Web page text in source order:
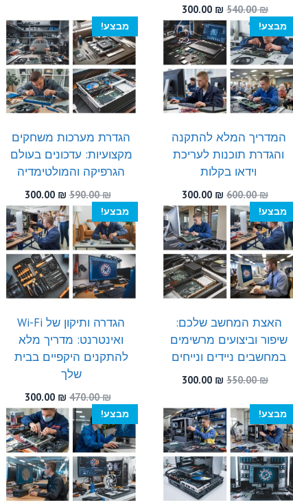
540.00₪
המחיר
המקורי
היה:
540.00 ₪.
300.00 ₪
המחיר
הנוכחי
הוא:
300.00 ₪.
היה:
550.00 ₪.
הוא:
300.00 ₪.
מבצע!
המדריך המלא להתקנה
והגדרת תוכנות לעריכת
וידאו בקלות
600.00₪
המחיר
המקורי
היה:
600.00 ₪.
300.00 ₪
המחיר
הנוכחי
הוא:
300.00 ₪.
מבצע!
הגדרת מערכות משחקים
מקצועיות: עדכונים בעולם
הגרפיקה והמולטימדיה
590.00₪
המחיר
המקורי
היה:
590.00 ₪.
300.00 ₪
הנוכחי
הוא:
300.00 ₪.
מבצע!
האצת המחשב שלכם:
שיפור וביצועים מרשימים
במחשבים ניידים ונייחים
550.00₪
המחיר
היה:
550.00 ₪.
300.00 ₪
המחיר
הוא:
300.00 ₪.
מבצע!
הגדרה ותיקון של Wi-Fi
ואינטרנט: מדריך מלא
להתקנים היקפיים בבית
שלך
470.00₪
המחיר
המקורי
היה:
470.00 ₪.
300.00 ₪
הנוכחי
הוא:
300.00 ₪.
מבצע! מבצע!